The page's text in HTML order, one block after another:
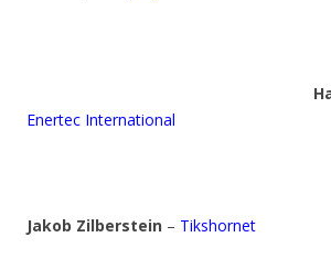
Harry
Enertec International
Jakob Zilberstein – Tikshornet